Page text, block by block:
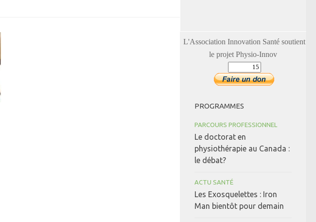
L'Association Innovation Santé soutient
le projet Physio-Innov
PROGRAMMES
PARCOURS PROFESSIONNEL
Le doctorat en
physiothérapie au Canada :
le débat?
ACTU SANTÉ
Les Exosquelettes : Iron
Man bientôt pour demain